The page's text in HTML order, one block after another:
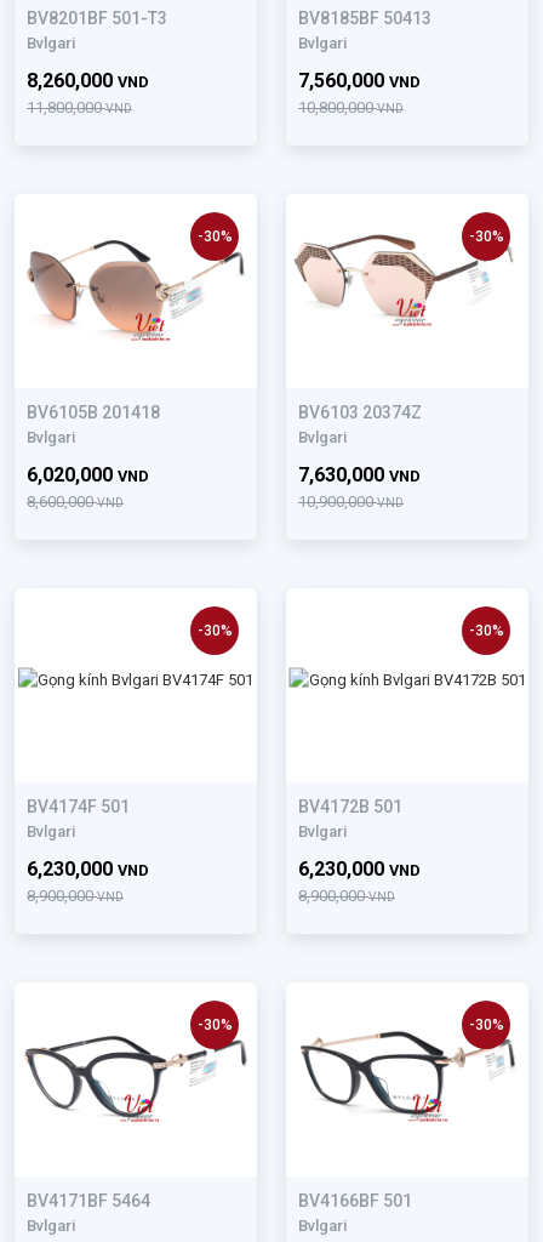
BV8201BF 501-T3
Bvlgari
11,800,000VND
8,260,000 VND
BV8185BF 50413
Bvlgari
10,800,000VND
7,560,000 VND
BV6105B 201418
Bvlgari
8,600,000VND
6,020,000 VND
-30%
BV6103 20374Z
Bvlgari
10,900,000VND
7,630,000 VND
-30%
BV4174F 501
Bvlgari
8,900,000VND
6,230,000 VND
-30%
BV4172B 501
Bvlgari
8,900,000VND
6,230,000 VND
-30%
BV4171BF 5464
Bvlgari
-30%
BV4166BF 501
Bvlgari
-30%